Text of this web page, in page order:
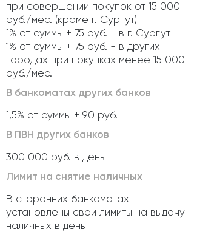
при совершении покупок от 15 000
руб./мес. (кроме г. Сургут)
1% от суммы + 75 руб. - в г. Сургут
1% от суммы + 75 руб. - в других
городах при покупках менее 15 000
руб./мес.
В банкоматах других банков
1,5% от суммы + 90 руб.
В ПВН других банков
300 000 руб. в день
Лимит на снятие наличных
В сторонних банкоматах
установлены свои лимиты на выдачу
наличных в день